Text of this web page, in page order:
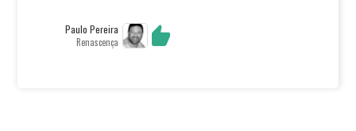
Paulo Pereira
Renascença